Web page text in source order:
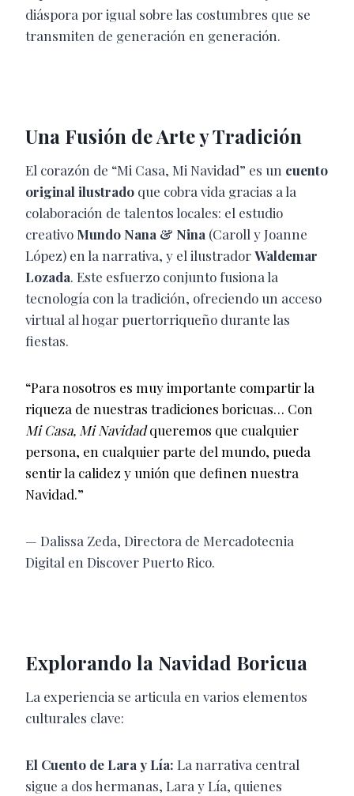
diáspora por igual sobre las costumbres que se
transmiten de generación en generación.
Una Fusión de Arte y Tradición
El corazón de “Mi Casa, Mi Navidad” es un cuento
original ilustrado que cobra vida gracias a la
colaboración de talentos locales: el estudio
creativo Mundo Nana & Nina (Caroll y Joanne
López) en la narrativa, y el ilustradorWaldemar
Lozada. Este esfuerzo conjunto fusiona la
tecnología con la tradición, ofreciendo un acceso
virtual al hogar puertorriqueño durante las
fiestas.
“Para nosotros es muy importante compartir la
riqueza de nuestras tradiciones boricuas… Con
Mi Casa, Mi Navidadqueremos que cualquier
persona, en cualquier parte del mundo, pueda
sentir la calidez y unión que definen nuestra
Navidad.”
— Dalissa Zeda, Directora de Mercadotecnia
Digital en Discover Puerto Rico.
Explorando la Navidad Boricua
La experiencia se articula en varios elementos
culturales clave:
El Cuento de Lara y Lía: La narrativa central
sigue a dos hermanas, Lara y Lía, quienes